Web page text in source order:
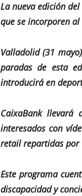
La nueva edición
que se incorporen
Valladolid (31
paradas de esta
introducirá en
CaixaBank llevará
interesados con
retail repartidas
Este programa
discapacidad y